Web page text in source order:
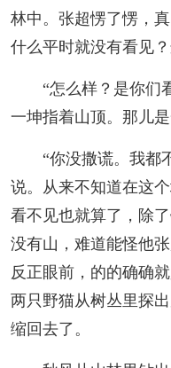
林中。张超愣了愣，
什么平时就没有看见
“怎么样？是你们
一坤指着山顶。那儿
“你没撒谎。我都
说。从来不知道在这
看不见也就算了，除
没有山，难道能怪他
反正眼前，的的确确
两只野猫从树丛里探
缩回去了。